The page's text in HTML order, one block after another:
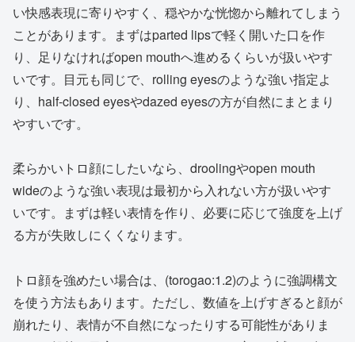
い快感表現に寄りやすく、穏やかな恍惚から離れてしまう
ことがあります。まずはparted lipsで軽く開いた口を作
り、足りなければopen mouthへ進めるくらいが扱いやす
いです。目元も同じで、rolling eyesのような強い指定よ
り、half-closed eyesやdazed eyesの方が自然にまとまり
やすいです。
柔らかいトロ顔にしたいなら、droolingやopen mouth
wideのような強い表現は最初から入れない方が扱いやす
いです。まずは軽い表情を作り、必要に応じて強度を上げ
る方が失敗しにくくなります。
トロ顔を強めたい場合は、(torogao:1.2)のように強調構文
を使う方法もあります。ただし、数値を上げすぎると顔が
崩れたり、表情が不自然になったりする可能性がありま